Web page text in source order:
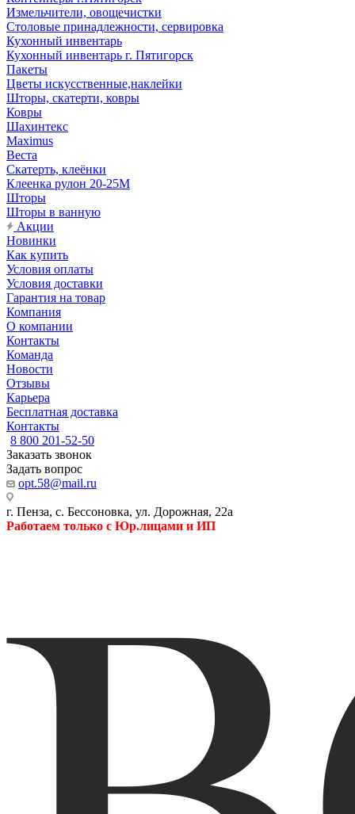
Измельчители, овощечистки
Столовые принадлежности, сервировка
Кухонный инвентарь
Кухонный инвентарь г. Пятигорск
Пакеты
Цветы искусственные,наклейки
Шторы, скатерти, ковры
Ковры
Шахинтекс
Maximus
Веста
Скатерть, клеёнки
Клеенка рулон 20-25М
Шторы
Шторы в ванную
Акции
Новинки
Как купить
Условия оплаты
Условия доставки
Гарантия на товар
Компания
О компании
Контакты
Команда
Новости
Отзывы
Карьера
Бесплатная доставка
Контакты
8 800 201-52-50
Заказать звонок
Задать вопрос
opt.58@mail.ru
г. Пенза, с. Бессоновка, ул. Дорожная, 22а
Работаем только с Юр.лицами и ИП